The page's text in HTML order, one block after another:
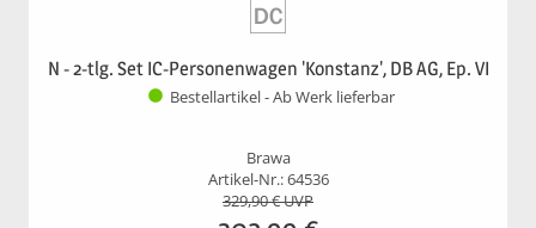
N - 2-tlg. Set IC-Personenwagen 'Konstanz', DB AG, Ep. VI
Bestellartikel - Ab Werk lieferbar
Brawa
Artikel-Nr.: 64536
329,90€ UVP